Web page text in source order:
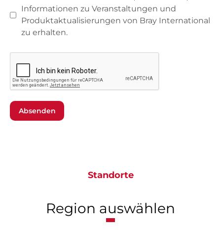
Informationen zu Veranstaltungen und
Produktaktualisierungen von Bray International
zu erhalten.
Absenden
Standorte
Region auswählen